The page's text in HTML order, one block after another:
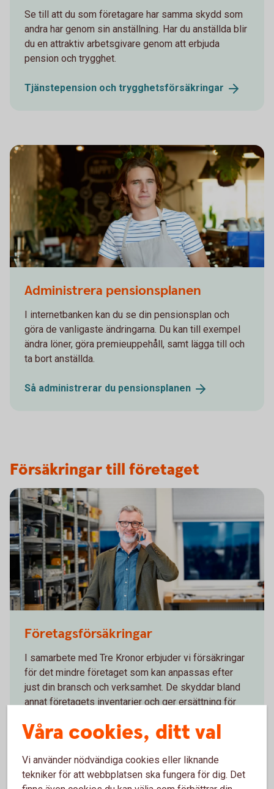
Se till att du som företagare har samma skydd som
andra har genom sin anställning. Har du anställda blir
du en attraktiv arbetsgivare genom att erbjuda
pension och trygghet.
Tjänstepension och trygghetsförsäkringar
Administrera pensionsplanen
I internetbanken kan du se din pensionsplan och
göra de vanligaste ändringarna. Du kan till exempel
ändra löner, göra premieuppehåll, samt lägga till och
ta bort anställda.
Så administrerar du pensionsplanen
Försäkringar till företaget
Företagsförsäkringar
I samarbete med Tre Kronor erbjuder vi försäkringar
för det mindre företaget som kan anpassas efter
just din bransch och verksamhet. De skyddar bland
annat företagets inventarier och ger ersättning för
Våra cookies, ditt val
Vi använder nödvändiga cookies eller liknande
tekniker för att webbplatsen ska fungera för dig. Det